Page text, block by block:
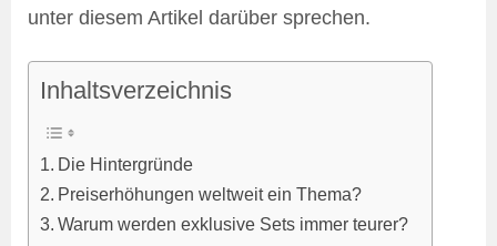
unter diesem Artikel darüber sprechen.
Inhaltsverzeichnis
Die Hintergründe
Preiserhöhungen weltweit ein Thema?
Warum werden exklusive Sets immer teurer?